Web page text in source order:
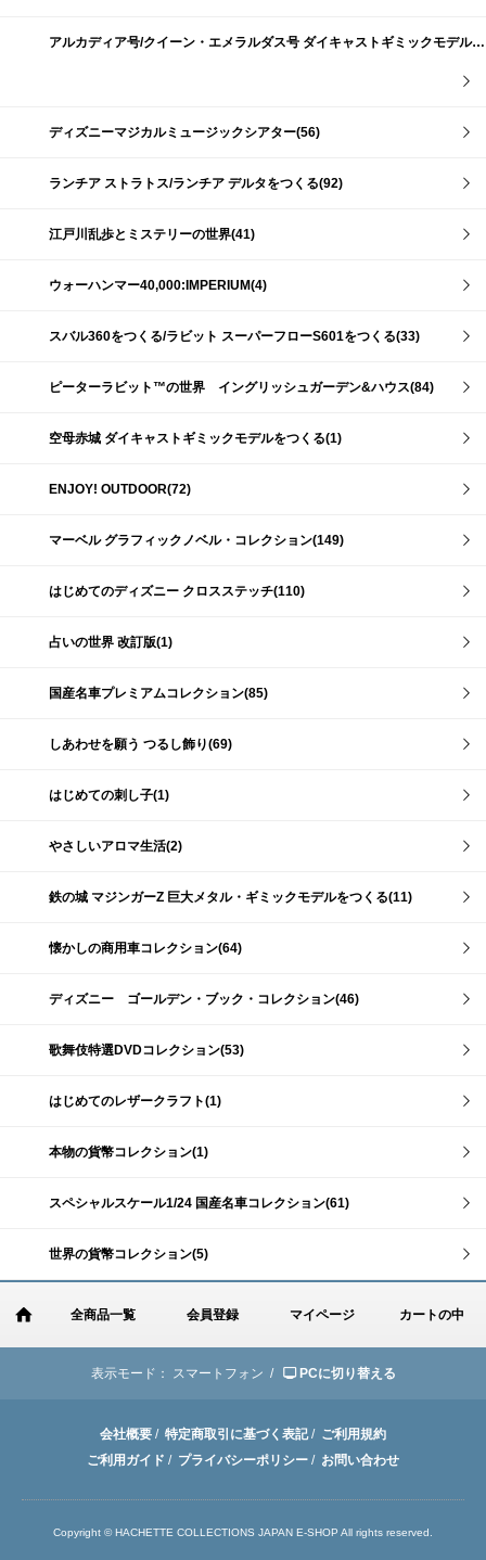
アルカディア号/クイーン・エメラルダス号 ダイキャストギミックモデルをつくる(159)
ディズニーマジカルミュージックシアター(56)
ランチア ストラトス/ランチア デルタをつくる(92)
江戸川乱歩とミステリーの世界(41)
ウォーハンマー40,000:IMPERIUM(4)
スバル360をつくる/ラビット スーパーフローS601をつくる(33)
ピーターラビット™の世界 イングリッシュガーデン&ハウス(84)
空母赤城 ダイキャストギミックモデルをつくる(1)
ENJOY! OUTDOOR(72)
マーベル グラフィックノベル・コレクション(149)
はじめてのディズニー クロスステッチ(110)
占いの世界 改訂版(1)
国産名車プレミアムコレクション(85)
しあわせを願う つるし飾り(69)
はじめての刺し子(1)
やさしいアロマ生活(2)
鉄の城 マジンガーZ 巨大メタル・ギミックモデルをつくる(11)
懐かしの商用車コレクション(64)
ディズニー ゴールデン・ブック・コレクション(46)
歌舞伎特選DVDコレクション(53)
はじめてのレザークラフト(1)
本物の貨幣コレクション(1)
スペシャルスケール1/24 国産名車コレクション(61)
世界の貨幣コレクション(5)
全商品一覧 会員登録 マイページ カートの中
表示モード： スマートフォン / PCに切り替える
会社概要 / 特定商取引に基づく表記/ ご利用規約
ご利用ガイド / プライバシーポリシー / お問い合わせ
Copyright © HACHETTE COLLECTIONS JAPAN E-SHOP All rights reserved.